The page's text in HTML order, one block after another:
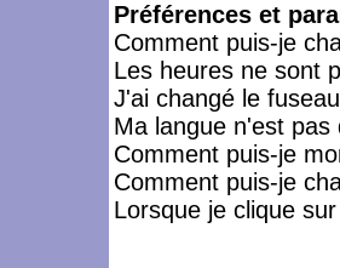
Préférences et
Comment puis-je
Les heures ne sont
J'ai changé le
Ma langue n'est pas
Comment puis-je
Comment puis-je
Lorsque je clique